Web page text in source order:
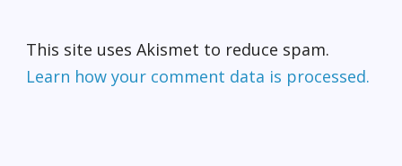
This site uses Akismet to reduce spam.
Learn how your comment data is processed.